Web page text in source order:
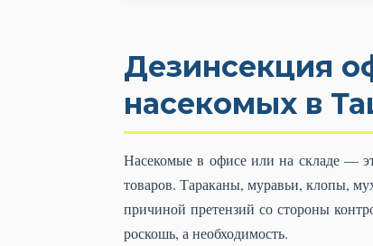
Дезинсекция
насекомых в
Насекомые в офисе или на складе —
товаров. Тараканы, муравьи, клопы,
причиной претензий со стороны
роскошь, а необходимость.